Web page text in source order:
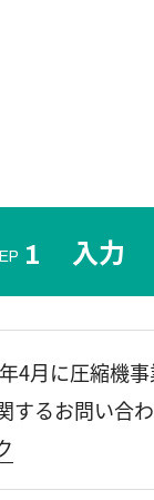
1 入力
4月に圧縮機
するお問い合